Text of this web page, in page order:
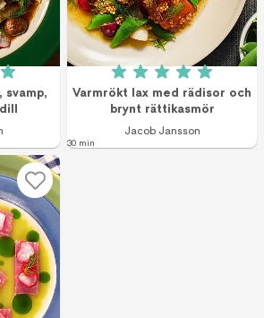
5 av 5 (7 röster)
svamp,
Betyg: 5 av 5 (3
Varmrökt lax med rädisor och
brynt rättikasmör
Jacob Jansson
30 min